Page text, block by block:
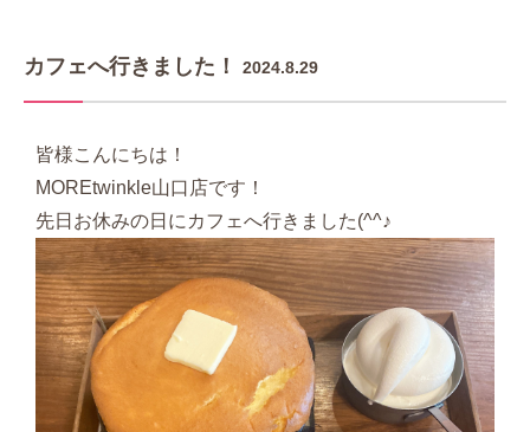
カフェへ行きました！ 2024.8.29
皆様こんにちは！
MOREtwinkle山口店です！
先日お休みの日にカフェへ行きました(^^♪